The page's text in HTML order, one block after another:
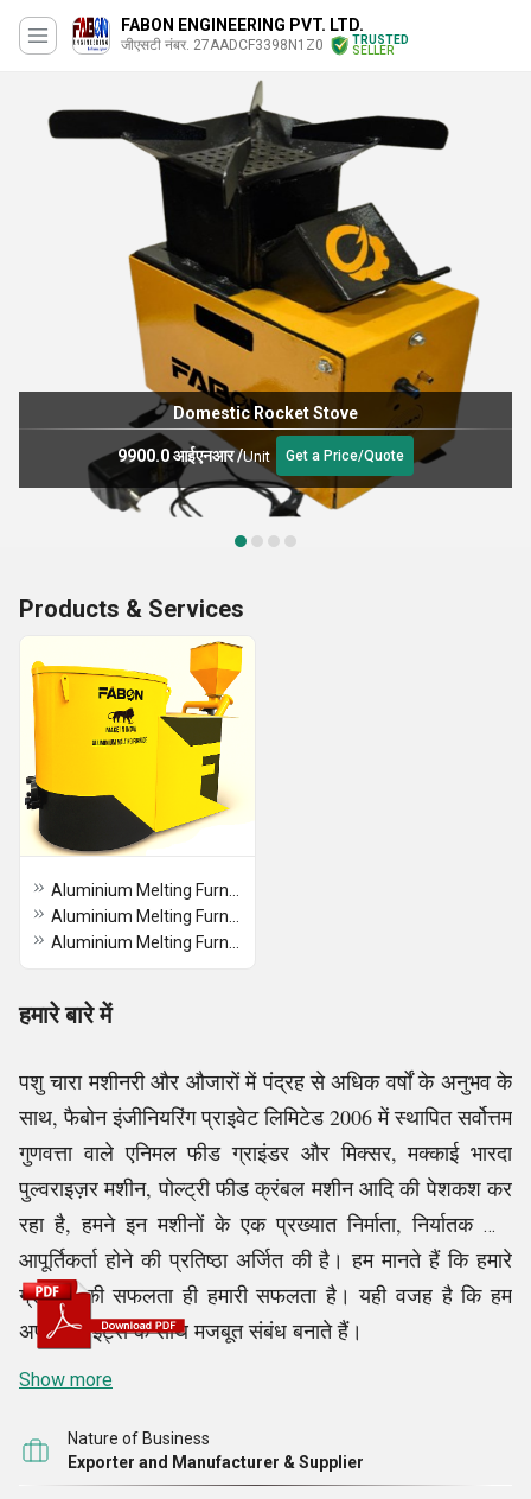
FABON ENGINEERING PVT. LTD.
जीएसटी नंबर. 27AADCF3398N1Z0
TRUSTED
SELLER
Domestic Rocket Stove
9900.0 आईएनआर/Unit Get a Price/Quote
Products & Services
हमारे बारे में
पशु चारा मशीनरी और औजारों में पंद्रह से अधिक वर्षों के अनुभव के
साथ, फैबोन इंजीनियरिंग प्राइवेट लिमिटेड 2006 में स्थापित सर्वोत्तम
गुणवत्ता वाले एनिमल फीड ग्राइंडर और मिक्सर, मक्काई भारदा
पुल्वराइज़र मशीन, पोल्ट्री फीड क्रंबल मशीन आदि की पेशकश कर
रहा है, हमने इन मशीनों के एक प्रख्यात निर्माता, निर्यातक और
आपूर्तिकर्ता होने की प्रतिष्ठा अर्जित की है। हम मानते हैं कि हमारे
ग्राहकों की सफलता ही हमारी सफलता है। यही वजह है कि हम
अपने क्लाइंट्स के साथ मजबूत संबंध बनाते हैं।
Show more
Nature of Business
Exporter and Manufacturer & Supplier